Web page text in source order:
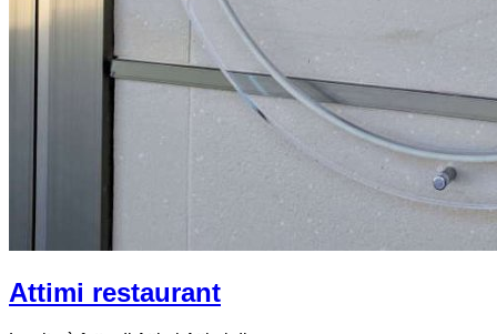
Attimi restaurant